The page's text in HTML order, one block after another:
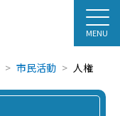
市民活動 人権